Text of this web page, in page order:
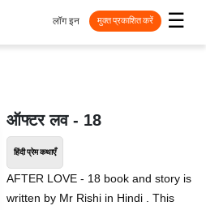
☰
लॉग इन मुक्त प्रकाशित करें
ऑफ्टर लव - 18
हिंदी प्रेम कथाएँ
AFTER LOVE - 18 book and story is
written by Mr Rishi in Hindi . This